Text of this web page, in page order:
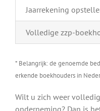
Jaarrekening
Volledige zzp-
* Belangrijk: de genoemde
erkende boekhouders in
Wilt u zich weer
onderneming? Dan is